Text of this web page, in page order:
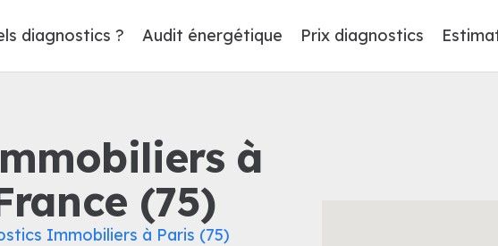
diagnostics ? Audit énergétique Prix diagnostics
à
(75)
Immobiliers à Paris (75)